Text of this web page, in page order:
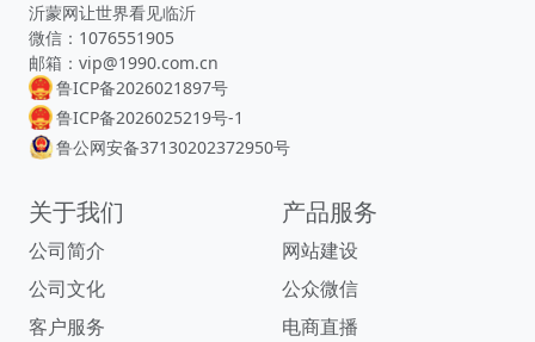
沂蒙网让世界看见临沂
微信：1076551905
邮箱：vip@1990.com.cn
鲁ICP备2026021897号
鲁ICP备2026025219号-1
鲁公网安备37130202372950号
关于我们
公司简介
公司文化
客户服务
产品服务
网站建设
公众微信
电商直播